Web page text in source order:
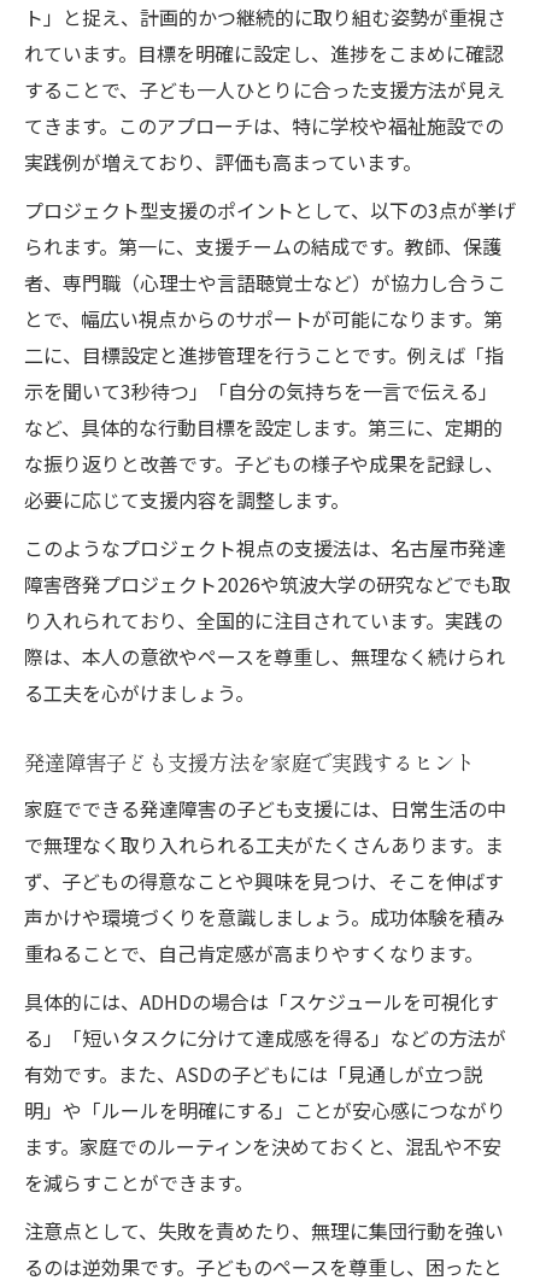
ト」と捉え、計画的かつ継続的に取り組む姿勢が重視さ
れています。目標を明確に設定し、進捗をこまめに確認
することで、子ども一人ひとりに合った支援方法が見え
てきます。このアプローチは、特に学校や福祉施設での
実践例が増えており、評価も高まっています。
プロジェクト型支援のポイントとして、以下の3点が挙げ
られます。第一に、支援チームの結成です。教師、保護
者、専門職（心理士や言語聴覚士など）が協力し合うこ
とで、幅広い視点からのサポートが可能になります。第
二に、目標設定と進捗管理を行うことです。例えば「指
示を聞いて3秒待つ」「自分の気持ちを一言で伝える」
など、具体的な行動目標を設定します。第三に、定期的
な振り返りと改善です。子どもの様子や成果を記録し、
必要に応じて支援内容を調整します。
このようなプロジェクト視点の支援法は、名古屋市発達
障害啓発プロジェクト2026や筑波大学の研究などでも取
り入れられており、全国的に注目されています。実践の
際は、本人の意欲やペースを尊重し、無理なく続けられ
る工夫を心がけましょう。
発達障害子ども支援方法を家庭で実践するヒント
家庭でできる発達障害の子ども支援には、日常生活の中
で無理なく取り入れられる工夫がたくさんあります。ま
ず、子どもの得意なことや興味を見つけ、そこを伸ばす
声かけや環境づくりを意識しましょう。成功体験を積み
重ねることで、自己肯定感が高まりやすくなります。
具体的には、ADHDの場合は「スケジュールを可視化す
る」「短いタスクに分けて達成感を得る」などの方法が
有効です。また、ASDの子どもには「見通しが立つ説
明」や「ルールを明確にする」ことが安心感につながり
ます。家庭でのルーティンを決めておくと、混乱や不安
を減らすことができます。
注意点として、失敗を責めたり、無理に集団行動を強い
るのは逆効果です。子どものペースを尊重し、困ったと